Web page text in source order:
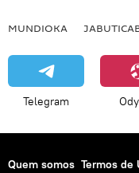
MUNDIOKA
Telegram
Quem somos Termos de